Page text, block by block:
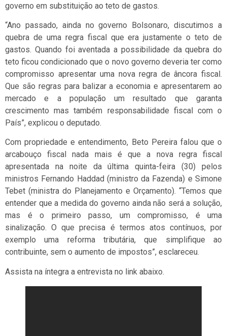
governo em substituição ao teto de gastos.
“Ano passado, ainda no governo Bolsonaro, discutimos a
quebra de uma regra fiscal que era justamente o teto de
gastos. Quando foi aventada a possibilidade da quebra do
teto ficou condicionado que o novo governo deveria ter como
compromisso apresentar uma nova regra de âncora fiscal.
Que são regras para balizar a economia e apresentarem ao
mercado e a população um resultado que garanta
crescimento mas também responsabilidade fiscal com o
País”, explicou o deputado.
Com propriedade e entendimento, Beto Pereira falou que o
arcabouço fiscal nada mais é que a nova regra fiscal
apresentada na noite da última quinta-feira (30) pelos
ministros Fernando Haddad (ministro da Fazenda) e Simone
Tebet (ministra do Planejamento e Orçamento). “Temos que
entender que a medida do governo ainda não será a solução,
mas é o primeiro passo, um compromisso, é uma
sinalização. O que precisa é termos atos contínuos, por
exemplo uma reforma tributária, que simplifique ao
contribuinte, sem o aumento de impostos”, esclareceu.
Assista na íntegra a entrevista no link abaixo.